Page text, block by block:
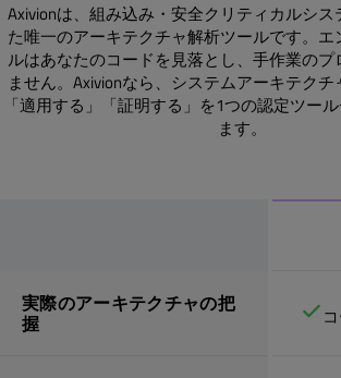
Axivionは、組み込み・安全クリティカルシ
た唯一のアーキテクチャ解析ツールです。
ルはあなたのコードを見落とし、手作業のプ
ません。Axivionなら、システムアーキテクチ
「適用する」「証明する」を1つの認定ツー
ます。
実際のアーキテクチャの把
握